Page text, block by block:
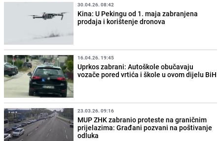
30.04.26. 08:42
Kina: U Pekingu od 1. maja zabranjena
prodaja i korištenje dronova
16.04.26. 19:45
Uprkos zabrani: Autoškole obučavaju
vozače pored vrtića i škole u ovom dijelu BiH
23.03.26. 09:16
MUP ZHK zabranio proteste na graničnim
prijelazima: Građani pozvani na poštivanje
odluka